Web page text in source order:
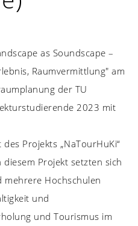
as Soundscape –
Raumvermittlung" am
der TU
2023 mit
Projekts „NaTourHuKi“
Projekt setzten sich
mehrere Hochschulen
und
und Tourismus im